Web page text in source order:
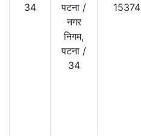
34 पटना /
नगर
निगम,
पटना /
34
15374